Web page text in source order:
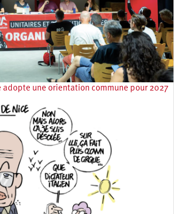
adopte une orientation commune pour 2027